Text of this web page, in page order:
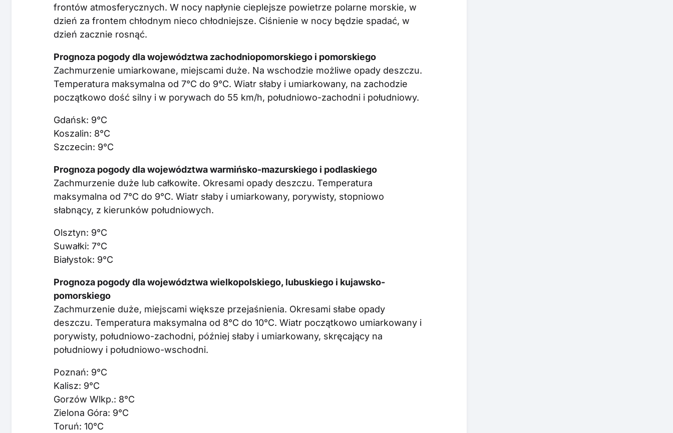
frontów atmosferycznych. W nocy napłynie cieplejsze powietrze polarne morskie, w
dzień za frontem chłodnym nieco chłodniejsze. Ciśnienie w nocy będzie spadać, w
dzień zacznie rosnąć.
Prognoza pogody dla województwa zachodniopomorskiego i pomorskiego
Zachmurzenie umiarkowane, miejscami duże. Na wschodzie możliwe opady deszczu.
Temperatura maksymalna od 7°C do 9°C. Wiatr słaby i umiarkowany, na zachodzie
początkowo dość silny i w porywach do 55 km/h, południowo-zachodni i południowy.
Gdańsk: 9°C
Koszalin: 8°C
Szczecin: 9°C
Prognoza pogody dla województwa warmińsko-mazurskiego i podlaskiego
Zachmurzenie duże lub całkowite. Okresami opady deszczu. Temperatura
maksymalna od 7°C do 9°C. Wiatr słaby i umiarkowany, porywisty, stopniowo
słabnący, z kierunków południowych.
Olsztyn: 9°C
Suwałki: 7°C
Białystok: 9°C
Prognoza pogody dla województwa wielkopolskiego, lubuskiego i kujawsko-
pomorskiego
Zachmurzenie duże, miejscami większe przejaśnienia. Okresami słabe opady
deszczu. Temperatura maksymalna od 8°C do 10°C. Wiatr początkowo umiarkowany i
porywisty, południowo-zachodni, później słaby i umiarkowany, skręcający na
południowy i południowo-wschodni.
Poznań: 9°C
Kalisz: 9°C
Gorzów Wlkp.: 8°C
Zielona Góra: 9°C
Toruń: 10°C